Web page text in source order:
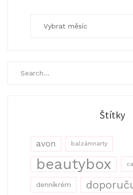
Štítky
avon balzámnarty
beautybox
denníkrém